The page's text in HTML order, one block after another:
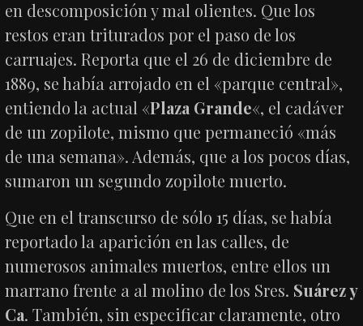
en descomposición y mal olientes. Que los
restos eran triturados por el paso de los
carruajes. Reporta que el 26 de diciembre de
1889, se había arrojado en el «parque central»,
entiendo la actual «Plaza Grande«, el cadáver
de un zopilote, mismo que permaneció «más
de una semana». Además, que a los pocos días,
sumaron un segundo zopilote muerto.
Que en el transcurso de sólo 15 días, se había
reportado la aparición en las calles, de
numerosos animales muertos, entre ellos un
marrano frente a al molino de los Sres. Suárez y
Ca. También, sin especificar claramente, otro